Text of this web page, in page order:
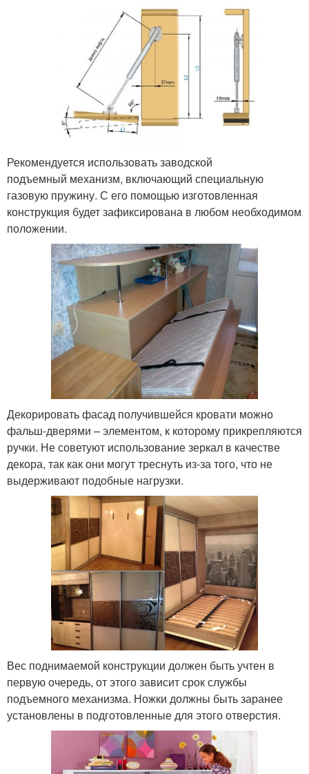
Рекомендуется использовать заводской
подъемный механизм, включающий специальную
газовую пружину. С его помощью изготовленная
конструкция будет зафиксирована в любом необходимом
положении.
Декорировать фасад получившейся кровати можно
фальш-дверями – элементом, к которому прикрепляются
ручки. Не советуют использование зеркал в качестве
декора, так как они могут треснуть из-за того, что не
выдерживают подобные нагрузки.
Вес поднимаемой конструкции должен быть учтен в
первую очередь, от этого зависит срок службы
подъемного механизма. Ножки должны быть заранее
установлены в подготовленные для этого отверстия.